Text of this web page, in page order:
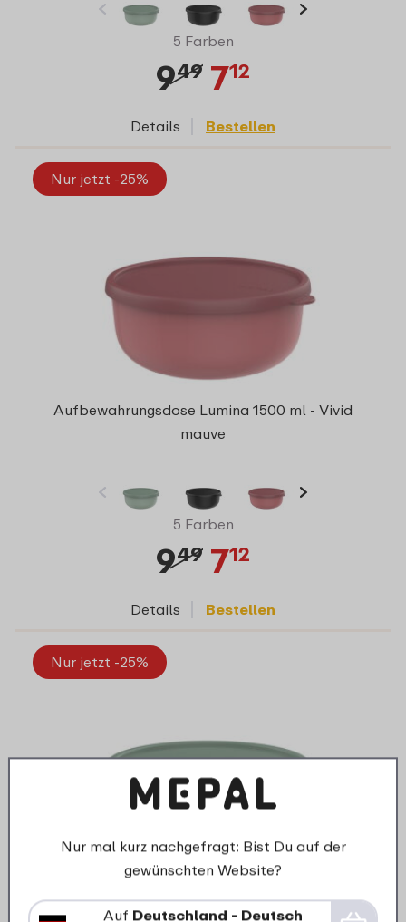
5 Farben
949 712
Details Bestellen
Nur jetzt -25%
Aufbewahrungsdose Lumina 1500 ml - Vivid
mauve
5 Farben
949 712
Details Bestellen
Nur jetzt -25%
Nordic sage
Nur mal kurz nachgefragt: Bist Du auf der
gewünschten Website?
Auf Deutschland - Deutsch